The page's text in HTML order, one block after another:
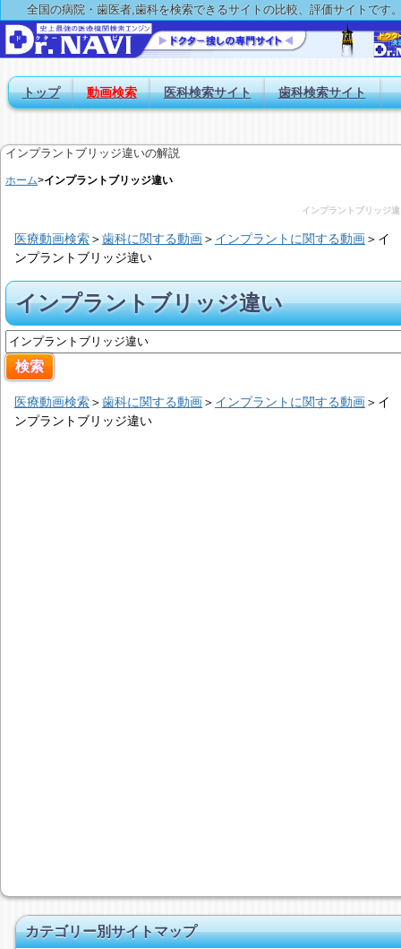
全国の病院・歯医者,歯科を検索できるサイトの比較、評価サイトです
トップ 動画検索 医科検索サイト 歯科検索サイト
インプラントブリッジ違いの解説
ホーム>インプラントブリッジ違い
インプラントブリッジ
医療動画検索＞歯科に関する動画＞ インプラントに関する動画＞ イ
ンプラントブリッジ違い
インプラントブリッジ違い
医療動画検索＞歯科に関する動画＞ インプラントに関する動画＞ イ
ンプラントブリッジ違い
カテゴリー別サイトマップ